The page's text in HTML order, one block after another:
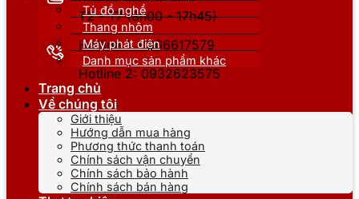
T2 - T7 (8h00 - 17h45)
Hotline 1: 0866617579
Hotline 2: 0932623575
Tủ đồ nghề
Thang nhôm
Máy phát điện
Danh mục sản phẩm khác
Trang chủ
Về chúng tôi
Giới thiệu
Hướng dẫn mua hàng
Phương thức thanh toán
Chính sách vận chuyển
Chính sách bảo hành
Chính sách bán hàng